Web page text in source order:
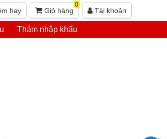
hay Giỏ hàng
0
Tài khoản
Thảm nhập khẩu